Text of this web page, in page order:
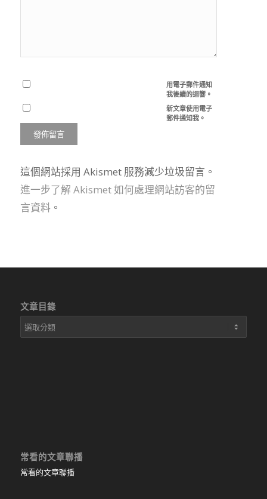
用電子郵件通知
我後續的迴響。
新文章使用電子
郵件通知我。
這個網站採用 Akismet 服務減少垃圾留言。
進一步了解 Akismet 如何處理網站訪客的留
言資料。
文章目錄
文
章
常看的文章聯播
常看的文章聯播